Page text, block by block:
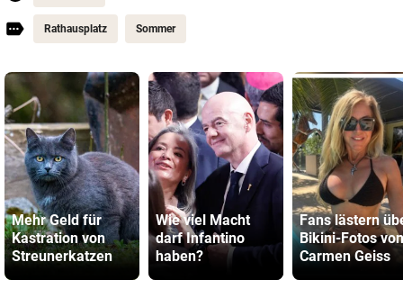
Rathausplatz Sommer
Mehr Geld für
Kastration von
Streunerkatzen
Wie viel Macht
darf Infantino
haben?
Fans lästern
Bikini-Fotos von
Carmen Geiss